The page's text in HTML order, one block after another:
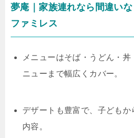
夢庵｜家族連れなら間違い
ファミレス
メニューはそば・うどん・
ニューまで幅広くカバー。
デザートも豊富で、子どもか
内容。